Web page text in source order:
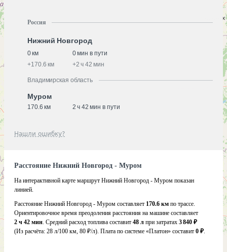
Россия
Нижний Новгород
0 км
0 мин в пути
+170.6 км +2 ч 42 мин
Владимирская область
Муром
170.6 км 2 ч 42 мин в пути
Нашли ошибку?
Расстояние Нижний Новгород - Муром
На интерактивной карте маршрут Нижний Новгород - Муром показан
линией.
Расстояние Нижний Новгород - Муром составляет 170.6 км по трассе.
Ориентировочное время преодоления расстояния на машине составляет
2 ч 42 мин. Средний расход топлива составит 48 л при затратах 3 840 ₽
(Из расчёта: 28 л/100 км, 80 ₽/л). Плата по системе «Платон» составит 0 ₽.